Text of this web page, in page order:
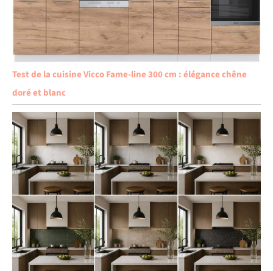
Test de la cuisine Vicco Fame-line 300 cm : élégance chêne
doré et blanc